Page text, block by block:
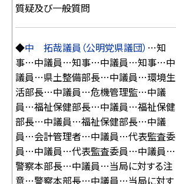
質疑及び一般質問
◆中 拓哉議員（公明党県議団） …知
事…中議員…知事…中議員…知事…中
議員…県土整備部長…中議員…環境生
活部長…中議員…危機管理監…中議
員…福祉保健部長…中議員…福祉保健
部長…中議員…福祉保健部長…中議
員…会計管理者…中議員…代表監査委
員…中議員…代表監査委員…中議員…
警察本部長…中議員…当局に対する注
意…警察本部長…中議員…当局に対す